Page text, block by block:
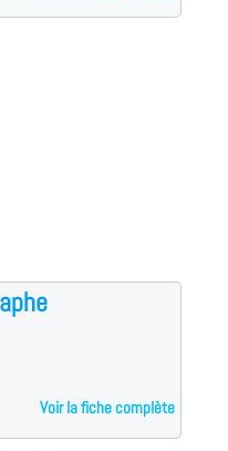
Voir la fiche complète